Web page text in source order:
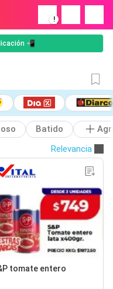
!
📲
Batido
Relevancia
tomate entero